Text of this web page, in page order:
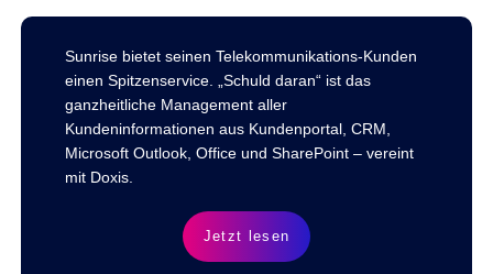
Sunrise bietet seinen Telekommunikations-Kunden
einen Spitzenservice. „Schuld daran“ ist das
ganzheitliche Management aller
Kundeninformationen aus Kundenportal, CRM,
Microsoft Outlook, Office und SharePoint – vereint
mit Doxis.
Jetzt lesen